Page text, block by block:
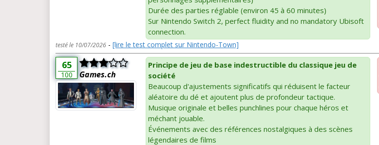
Durée des parties réglable (environ 45 à 60 minutes)
Sur Nintendo Switch 2, perfect fluidity and no mandatory Ubisoft
connection.
testé le 10/07/2026 - [lire le test complet sur Nintendo-Town]
65
100 Games.ch
Principe de jeu de base indestructible du classique jeu de
société
Beaucoup d'ajustements significatifs qui réduisent le facteur
aléatoire du dé et ajoutent plus de profondeur tactique.
Musique originale et belles punchlines pour chaque héros et
méchant jouable.
Événements avec des références nostalgiques à des scènes
légendaires de films